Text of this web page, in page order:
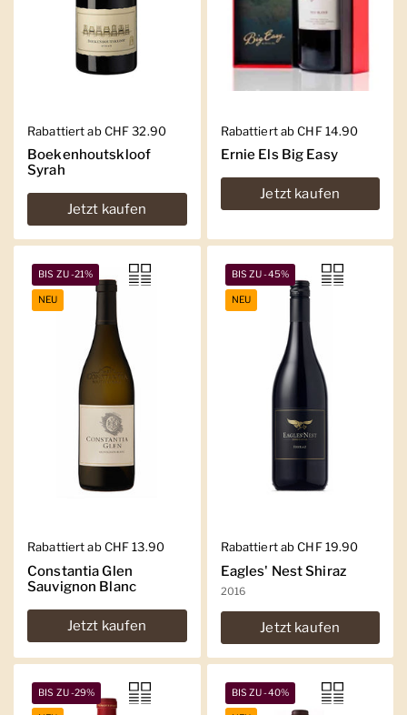
Regulärer Preis
Rabattiert ab CHF 32.90
Boekenhoutskloof
Syrah
Jetzt kaufen
Regulärer Preis
Rabattiert ab CHF 14.90
Ernie Els Big Easy
Jetzt kaufen
Regulärer Preis
Rabattiert ab CHF 13.90
Constantia Glen
Sauvignon Blanc
Jetzt kaufen
BIS ZU -21%
NEU
Regulärer Preis
Rabattiert ab CHF 19.90
Eagles' Nest Shiraz
2016
Jetzt kaufen
BIS ZU -45%
NEU
BIS ZU -29% BIS ZU -40%